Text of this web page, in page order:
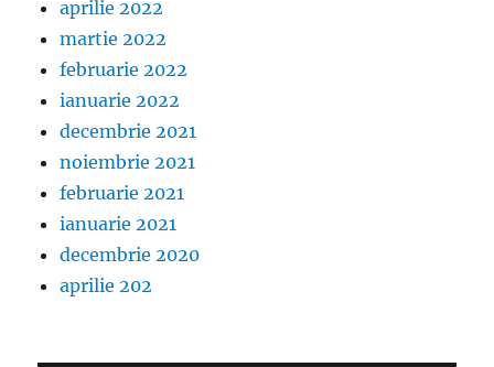
aprilie 2022
martie 2022
februarie 2022
ianuarie 2022
decembrie 2021
noiembrie 2021
februarie 2021
ianuarie 2021
decembrie 2020
aprilie 202